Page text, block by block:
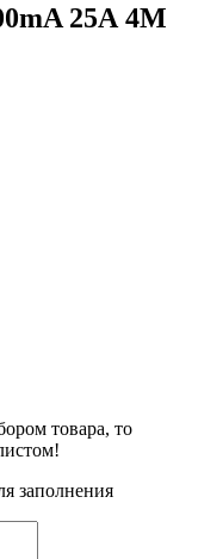
25А 4М
товара, то
заполнения